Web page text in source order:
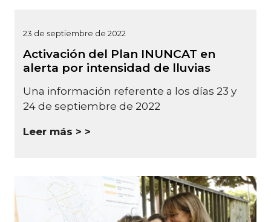
23 de septiembre de 2022
Activación del Plan INUNCAT en
alerta por intensidad de lluvias
Una información referente a los días 23 y
24 de septiembre de 2022
Leer más >